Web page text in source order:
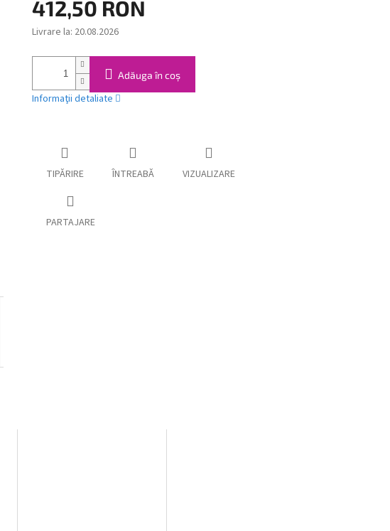
412,50 RON
Evaluare
Livrare la: 20.08.2026
Adăuga în coş
Informaţii detaliate
TIPĂRIRE ÎNTREABĂ VIZUALIZARE
PARTAJARE